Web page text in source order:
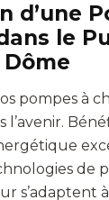
d’une
le
Dôme
pompes à
l’avenir.
de
s’adaptent